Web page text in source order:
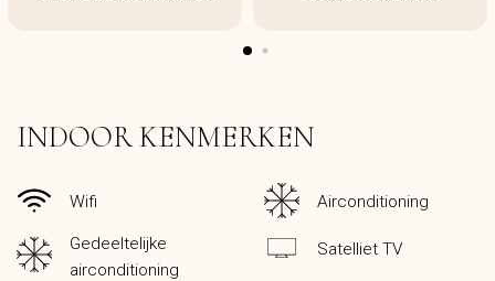
INDOOR KENMERKEN
Wifi Airconditioning
Gedeeltelijke
airconditioning
Satelliet TV